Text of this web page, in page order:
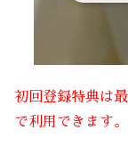
初回登録特典は
で利用できます。